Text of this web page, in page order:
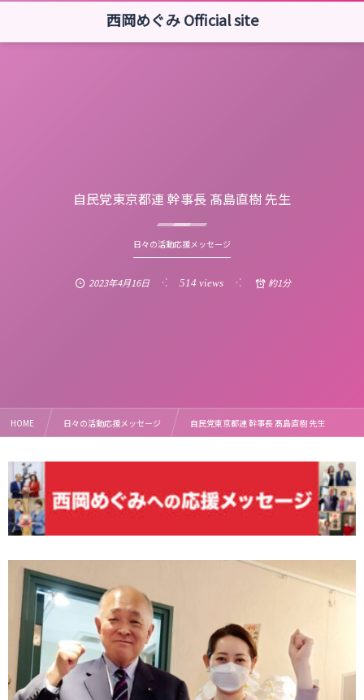
西岡めぐみ Official site
自民党東京都連 幹事長 髙島直樹 先生
日々の活動応援メッセージ
2023年4月16日 514 views 約1分
HOME 日々の活動応援メッセージ 自民党東京都連 幹事長 髙島直樹 先生